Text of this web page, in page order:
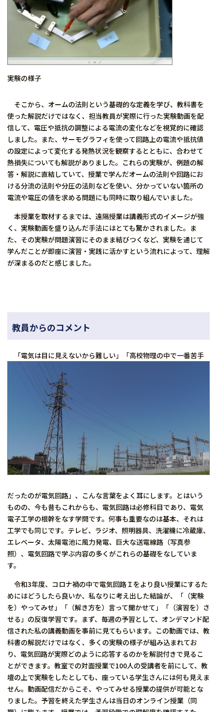
実験の様子
そこから、オームの法則という基礎的な定義を学び、教科書を
使った解説だけではなく、担当教員が実際に行った実験動画を配
信して、電圧や抵抗の調整による電流の変化などを視覚的に確認
しました。また、サーモグラフィを使って回路上の電流や抵抗値
の設定によって変化する発熱状況を観察するとともに、合わせて
熱損失についても解説がありました。これらの実験が、例題の解
答・解説に直結していて、授業で学んだオームの法則や回路にお
ける分流の法則や分圧の法則などを使い、分かっていない箇所の
電流や電圧の値を求める問題にも同時に取り組んでいました。
本授業を取材するまでは、遠隔授業は講義形式のイメージが強
く、実験動画を盛り込んだ手法にはとても驚かされました。ま
た、その実験が問題演習にそのまま結びつくなど、実験を通じて
学んだことが即座に演習・実践に活かすという流れによって、理解
が深まるのだと感じました。
教員からのコメント
「電気は目に見えないから難しい」「高校物理の中で一番苦手
だったのが電気回路」、こんな言葉をよく耳にします。とはいう
ものの、今も昔もこれからも、電気回路は必修科目であり、電気
電子工学の根幹をなす学問です。何事も重要なのは基本、それは
工学でも同じです。テレビ、ラジオ、照明器具、洗濯機に冷蔵庫、
エレベータ、太陽電池に風力発電、巨大な送電線路（写真参
照）、電気回路で学ぶ内容の多くがこれらの基礎をなしていま
す。
令和3年度、コロナ禍の中で電気回路Ｉをより良い授業にするた
めにはどうしたら良いか、私なりに考え出した結論が、「（実験
を）やってみせ」「（解き方を）言って聞かせて」「（演習を）さ
せる」の反復学習です。まず、毎週の予習として、オンデマンド配
信された私の講義動画を事前に見てもらいます。この動画では、教
科書の解説だけではなく、多くの実験の様子が組み込まれてお
り、電気回路が実際どのように応答するのかを解説付きで見るこ
とができます。教室での対面授業で100人の受講者を前にして、教
壇の上で実験をしたとしても、座っている学生さんには何も見えま
せん。動画配信だからこそ、やってみせる授業の提供が可能とな
りました。予習を終えた学生さんは当日のオンライン授業（同